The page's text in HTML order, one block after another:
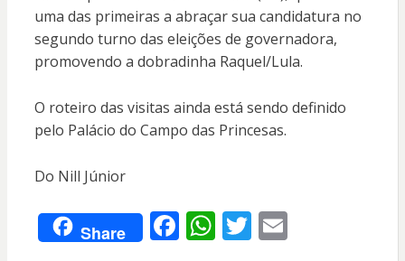
uma das primeiras a abraçar sua candidatura no
segundo turno das eleições de governadora,
promovendo a dobradinha Raquel/Lula.
O roteiro das visitas ainda está sendo definido
pelo Palácio do Campo das Princesas.
Do Nill Júnior
Share F W T E